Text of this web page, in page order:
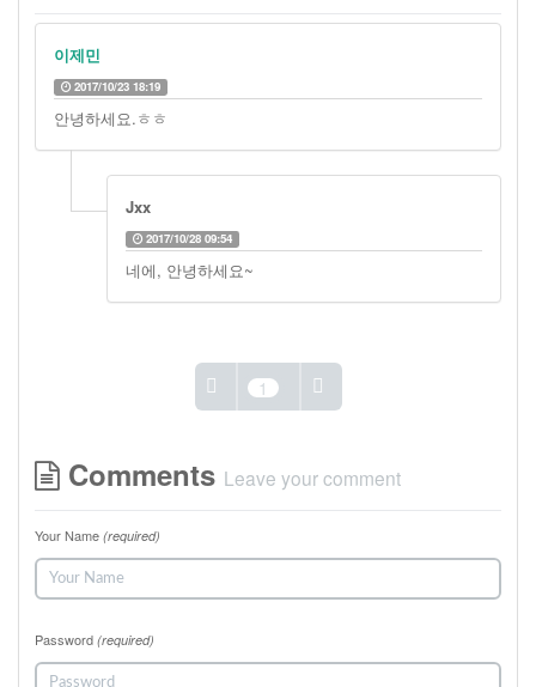
이제민
2017/10/23 18:19
안녕하세요.ㅎㅎ
Jxx
2017/10/28 09:54
네에, 안녕하세요~
1
Comments Leave your comment
Your Name (required)
Password (required)